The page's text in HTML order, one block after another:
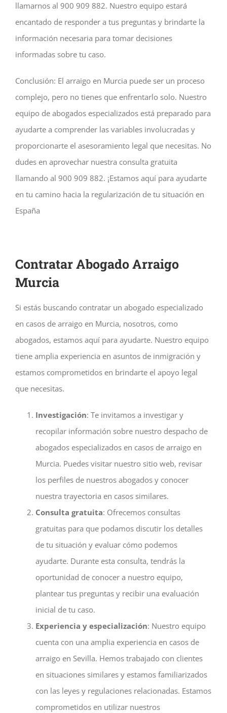
llamarnos al 900 909 882. Nuestro equipo estará
encantado de responder a tus preguntas y brindarte la
información necesaria para tomar decisiones
informadas sobre tu caso.
Conclusión: El arraigo en Murcia puede ser un proceso
complejo, pero no tienes que enfrentarlo solo. Nuestro
equipo de abogados especializados está preparado para
ayudarte a comprender las variables involucradas y
proporcionarte el asesoramiento legal que necesitas. No
dudes en aprovechar nuestra consulta gratuita
llamando al 900 909 882. ¡Estamos aquí para ayudarte
en tu camino hacia la regularización de tu situación en
España
Contratar Abogado Arraigo
Murcia
Si estás buscando contratar un abogado especializado
en casos de arraigo en Murcia, nosotros, como
abogados, estamos aquí para ayudarte. Nuestro equipo
tiene amplia experiencia en asuntos de inmigración y
estamos comprometidos en brindarte el apoyo legal
que necesitas.
Investigación: Te invitamos a investigar y
recopilar información sobre nuestro despacho de
abogados especializados en casos de arraigo en
Murcia. Puedes visitar nuestro sitio web, revisar
los perfiles de nuestros abogados y conocer
nuestra trayectoria en casos similares.
Consulta gratuita: Ofrecemos consultas
gratuitas para que podamos discutir los detalles
de tu situación y evaluar cómo podemos
ayudarte. Durante esta consulta, tendrás la
oportunidad de conocer a nuestro equipo,
plantear tus preguntas y recibir una evaluación
inicial de tu caso.
Experiencia y especialización: Nuestro equipo
cuenta con una amplia experiencia en casos de
arraigo en Sevilla. Hemos trabajado con clientes
en situaciones similares y estamos familiarizados
con las leyes y regulaciones relacionadas. Estamos
comprometidos en utilizar nuestros